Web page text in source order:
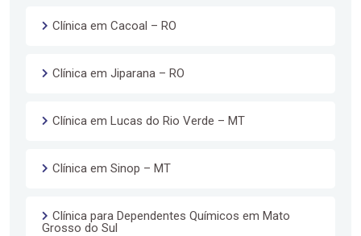
Clínica em Cacoal – RO
Clínica em Jiparana – RO
Clínica em Lucas do Rio Verde – MT
Clínica em Sinop – MT
Clínica para Dependentes Químicos em Mato
Grosso do Sul